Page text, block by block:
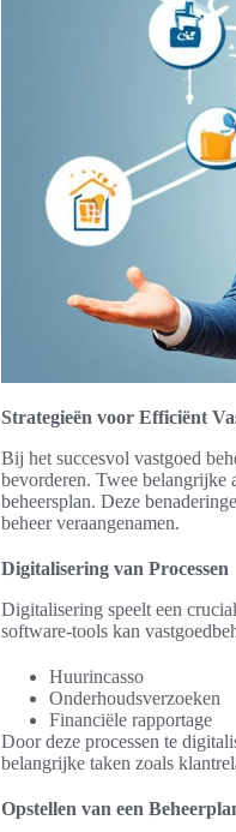
Strategieën voor Efficiënt
Bij het succesvol vastgoed
bevorderen. Twee belangrijke
beheersplan. Deze
beheer veraangenamen.
Digitalisering van Processen
Digitalisering speelt een
software-tools kan
Huurincasso
Onderhoudsverzoeken
Financiële rapportage
Door deze processen te
belangrijke taken zoals
Opstellen van een